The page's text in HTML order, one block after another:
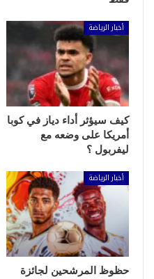
أخبار الرياضة
كيف سيؤثر أداء دياز في كوبا
أمريكا على وضعه مع
ليفربول ؟
أخبار الرياضة
حظوظ المرشحين لجائزة